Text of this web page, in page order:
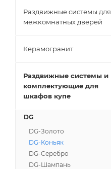
Раздвижные системы для
межкомнатных дверей
Керамогранит
Раздвижные системы и
комплектующие для
шкафов купе
DG
DG-Золото
DG-Коньяк
DG-Серебро
DG-Шампань